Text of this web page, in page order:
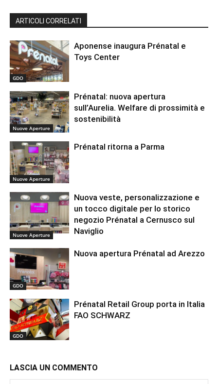
ARTICOLI CORRELATI
GDO
Aponense inaugura Prénatal e
Toys Center
Nuove Aperture
Prénatal: nuova apertura
sull’Aurelia. Welfare di prossimità e
sostenibilità
Nuove Aperture
Prénatal ritorna a Parma
Nuove Aperture
Nuova veste, personalizzazione e
un tocco digitale per lo storico
negozio Prénatal a Cernusco sul
Naviglio
GDO
Nuova apertura Prénatal ad Arezzo
GDO
Prénatal Retail Group porta in Italia
FAO SCHWARZ
LASCIA UN COMMENTO